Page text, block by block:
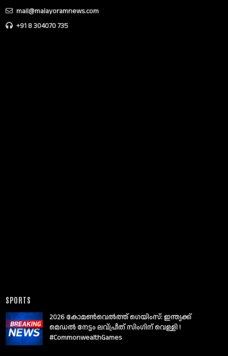
mail@malayoramnews.com
+91 8 304070 735
SPORTS
2026 കോമൺവെൽത്ത് ഗെയിംസ്: ഇന്ത്യക്ക്
മെഡൽ നേട്ടം ലവ്പ്രീത് സിംഗിന് വെള്ളി !
#CommonwealthGames